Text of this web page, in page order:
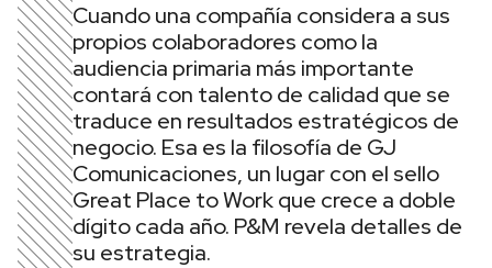
Cuando una compañía considera a sus
propios colaboradores como la
audiencia primaria más importante
contará con talento de calidad que se
traduce en resultados estratégicos de
negocio. Esa es la filosofía de GJ
Comunicaciones, un lugar con el sello
Great Place to Work que crece a doble
dígito cada año. P&M revela detalles de
su estrategia.